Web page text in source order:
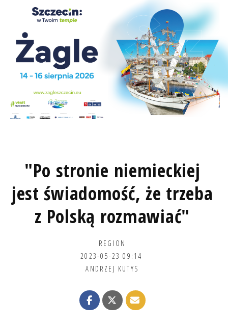
"Po stronie niemieckiej
jest świadomość, że trzeba
z Polską rozmawiać"
REGION
2023-05-23 09:14
ANDRZEJ KUTYS